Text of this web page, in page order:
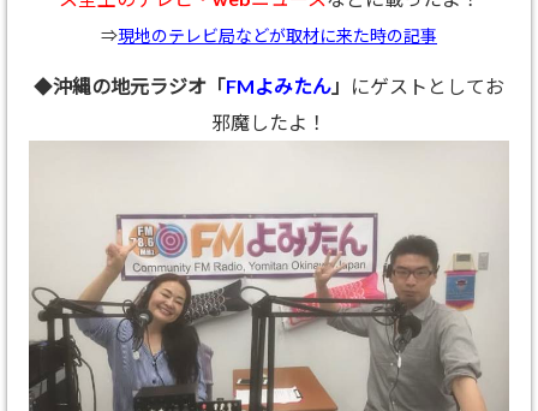
⇒現地のテレビ局などが取材に来た時の記事
◆沖縄の地元ラジオ「FMよみたん 」
にゲストとしてお
邪魔したよ！